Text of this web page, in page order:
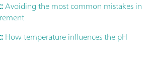
Avoiding the most common mistakes in
How temperature influences the pH